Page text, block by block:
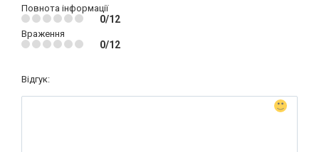
Повнота інформації
0/12
Враження
0/12
Відгук: